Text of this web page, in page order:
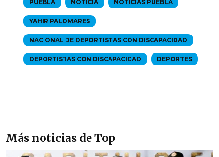
PUEBLA NOTICIA NOTICIAS PUEBLA
YAHIR PALOMARES
NACIONAL DE DEPORTISTAS CON DISCAPACIDAD
DEPORTISTAS CON DISCAPACIDAD DEPORTES
Más noticias de Top